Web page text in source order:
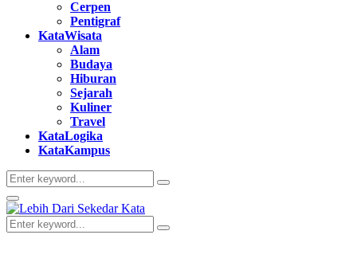
Cerpen
Pentigraf
KataWisata
Alam
Budaya
Hiburan
Sejarah
Kuliner
Travel
KataLogika
KataKampus
Search
for:
Search
Primary
Menu
Search
for:
Search